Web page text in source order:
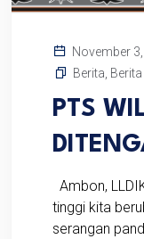
November
Berita
PTS
Ambon,
tinggi kita
serangan